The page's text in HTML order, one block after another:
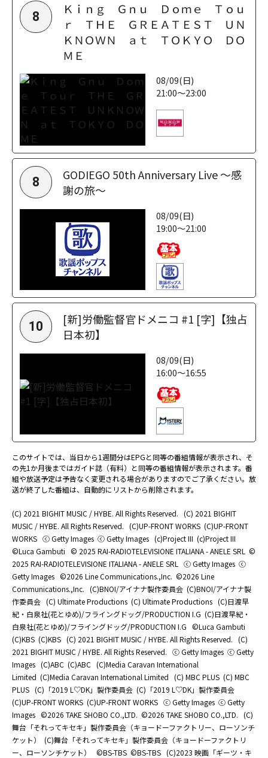
8
Ｋｉｎｇ Ｇｎｕ Ｄｏｍｅ Ｔｏｕ
ｒ ＴＨＥ ＧＲＥＡＴＥＳＴ ＵＮ
ＫＮＯＷＮ ａｔ ＴＯＫＹＯ ＤＯ
ＭＥ
08/09(日)
21:00～23:00
8
GODIEGO 50th Anniversary Live ～感
謝の旅～
08/09(日)
19:00～21:00
10
[新]労働監督官ドメニコ #1 [字]【独占
日本初】
08/09(日)
16:00～16:55
このサイトでは、当日から1週間分はEPGと同等の番組情報が表示され、そ
の先1か月後まではガイド誌（有料）と同等の番組情報が表示されます。番
組や放送予定は予告なく変更される場合がありますのでご了承ください。放
送が終了した番組は、自動的にリストから削除されます。
(C) 2021 BIGHIT MUSIC / HYBE. All Rights Reserved. (C) 2021 BIGHIT
MUSIC / HYBE. All Rights Reserved. (C)UP-FRONT WORKS (C)UP-FRONT
WORKS ⓒ Getty Images ⓒ Getty Images (c)Project III (c)Project III
©Luca Gambuti © 2025 RAI-RADIOTELEVISIONE ITALIANA - ANELE SRL ©
2025 RAI-RADIOTELEVISIONE ITALIANA - ANELE SRL
ⓒ Getty Images ⓒ
Getty Images ©2026 Line Communications.,Inc. ©2026 Line
Communications.,Inc. (C)BNOI/アイナナ製作委員会 (C)BNOI/アイナナ製
作委員会 (C) Ultimate Productions (C) Ultimate Productions (C)日渡早
紀・白泉社(花とゆめ)/フライングドッグ/PRODUCTION I.G (C)日渡早紀・
白泉社(花とゆめ)/フライングドッグ/PRODUCTION I.G ©Luca Gambuti
(C)KBS (C)KBS (C) 2021 BIGHIT MUSIC / HYBE. All Rights Reserved. (C)
2021 BIGHIT MUSIC / HYBE. All Rights Reserved. ⓒ Getty Images ⓒ Getty
Images (C)ABC (C)ABC (C)Media Caravan International
Limited (C)Media Caravan International Limited (C) MBC PLUS (C) MBC
PLUS (C)「2019 L♡DK」製作委員会 (C)「2019 L♡DK」製作委員会
(C)UP-FRONT WORKS (C)UP-FRONT WORKS ⓒ Getty Images ⓒ Getty
Images ©2026 TAKE SHOBO CO.,LTD. ©2026 TAKE SHOBO CO.,LTD. (C)
舞台「それってキセキ」製作委員会（キョードーファクトリー、ローソンチ
ケット）
(C)舞台「それってキセキ」製作委員会（キョードーファクトリ
ー、ローソンチケット）
©BS-TBS ©BS-TBS (C)2023 映画「ギーツ・キ